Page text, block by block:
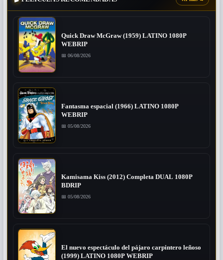
Quick Draw McGraw (1959) LATINO 1080P
WEBRIP
📅 06/08/2026
Fantasma espacial (1966) LATINO 1080P
WEBRIP
📅 05/08/2026
Kamisama Kiss (2012) Completa DUAL 1080P
BDRIP
📅 05/08/2026
El nuevo espectáculo del pájaro carpintero leñoso
(1999) LATINO 1080P WEBRIP